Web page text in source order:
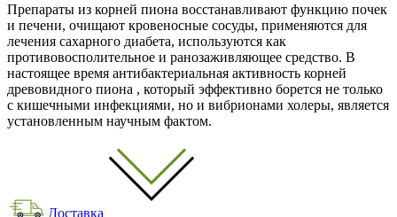
Препараты из корней пиона восстанавливают функцию почек
и печени, очищают кровеносные сосуды, применяются для
лечения сахарного диабета, используются как
противовосполительное и ранозаживляющее средство. В
настоящее время антибактериальная активность корней
древовидного пиона , который эффективно борется не только
с кишечными инфекциями, но и вибрионами холеры, является
установленным научным фактом.
Доставка